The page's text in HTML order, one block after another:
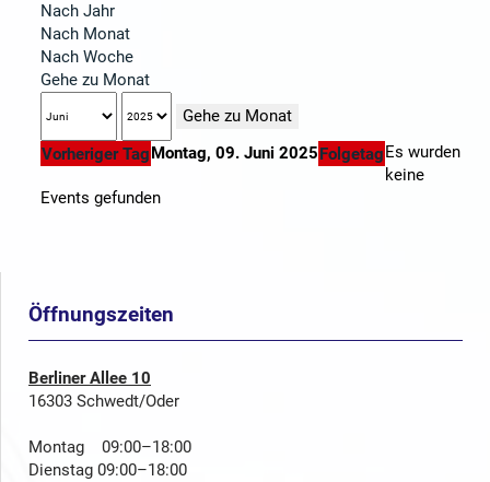
Nach Jahr
Nach Monat
Nach Woche
Gehe zu Monat
Gehe zu Monat
Vorheriger Tag Montag, 09. Juni 2025 Folgetag Es wurden
keine
Events gefunden
Öffnungszeiten
Berliner Allee 10
16303 Schwedt/Oder
Montag 09:00–18:00
Dienstag 09:00–18:00